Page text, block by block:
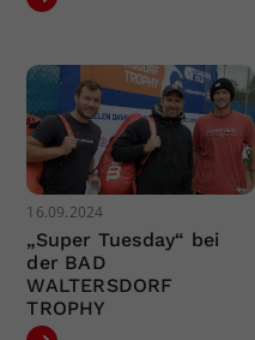
16.09.2024
„Super Tuesday“ bei
der BAD
WALTERSDORF
TROPHY